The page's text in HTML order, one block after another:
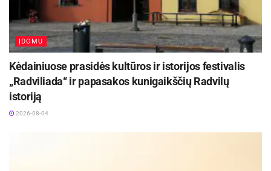
ĮDOMU
Kėdainiuose prasidės kultūros ir istorijos festivalis
„Radviliada“ ir papasakos kunigaikščių Radvilų
istoriją
2026-08-04